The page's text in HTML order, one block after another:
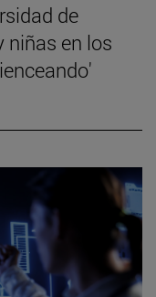
de
niñas en los